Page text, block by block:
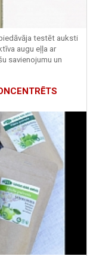
testēt auksti
augu eļļa ar
savienojumu un